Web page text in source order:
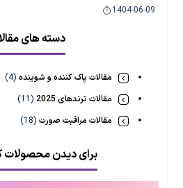
1404-06-09
کرم پودر یا بی بی کرم؟ راهنمای کامل
استفاده بی‌نقص از کرم صورت
1404-05-04
دسته های
مقالات پاک کننده و شوینده (4)
مقالات ترندهای 2025
(11)
مقالات مراقبت صورت (18)
برای دیدن محصولات